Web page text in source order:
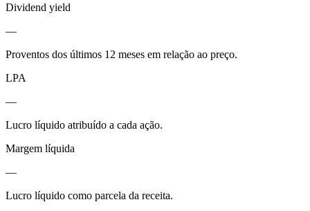
Dividend yield
—
Proventos dos últimos 12 meses em relação ao preço.
LPA
—
Lucro líquido atribuído a cada ação.
Margem líquida
—
Lucro líquido como parcela da receita.